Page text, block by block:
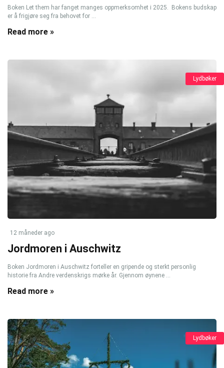
Boken Let them har fanget manges oppmerksomhet i 2025. Bokens budskap
er å frigjøre seg fra behovet for ...
Read more »
Lydbøker
12 måneder ago
Jordmoren i Auschwitz
Boken Jordmoren i Auschwitz forteller en gripende og sterkt personlig
historie fra Andre verdenskrigs mørke år. Gjennom øynene ...
Read more »
Lydbøker